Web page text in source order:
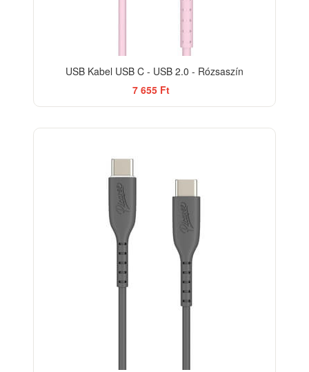
USB Kabel USB C - USB 2.0 - Rózsaszín
7 655 Ft